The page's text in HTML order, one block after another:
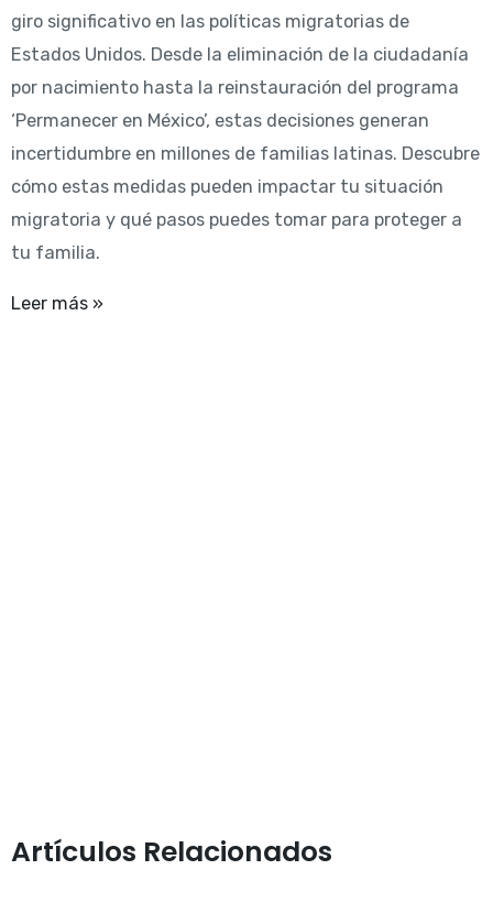
giro significativo en las políticas migratorias de
Estados Unidos. Desde la eliminación de la ciudadanía
por nacimiento hasta la reinstauración del programa
‘Permanecer en México’, estas decisiones generan
incertidumbre en millones de familias latinas. Descubre
cómo estas medidas pueden impactar tu situación
migratoria y qué pasos puedes tomar para proteger a
tu familia.
Leer más »
Artículos Relacionados